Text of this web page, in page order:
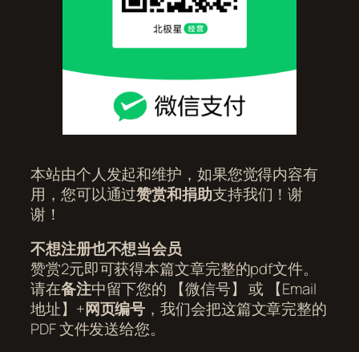
本站由个人发起和维护，如果您觉得内容有
用，您可以通过赞赏和捐助支持我们！谢
谢！
不想注册也不想当会员
赞赏2元即可获得本篇文章完整的pdf文件。
请在备注中留下您的 【微信号】 或 【Email
地址】+网页编号 ，我们会把这篇文章完整的
PDF 文件发送给您。